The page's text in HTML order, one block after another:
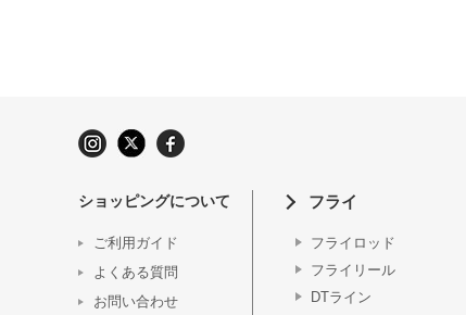
ショッピングについて
ご利用ガイド
よくある質問
お問い合わせ
フライ
フライロッド
フライリール
DTライン